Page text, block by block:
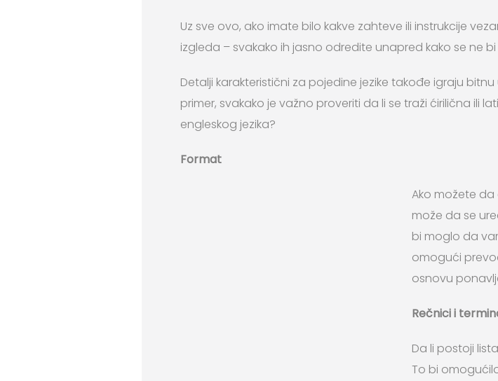
Uz sve ovo, ako imate bilo kakve zahteve ili instrukcije
izgleda – svakako ih jasno odredite unapred kako se ne
Detalji karakteristični za pojedine jezike takođe igraju
primer, svakako je važno proveriti da li se traži ćirilična ili
engleskog jezika?
Format
Ako možete
može da se
bi moglo da
omogući
osnovu
Rečnici i
Da li postoji
To bi